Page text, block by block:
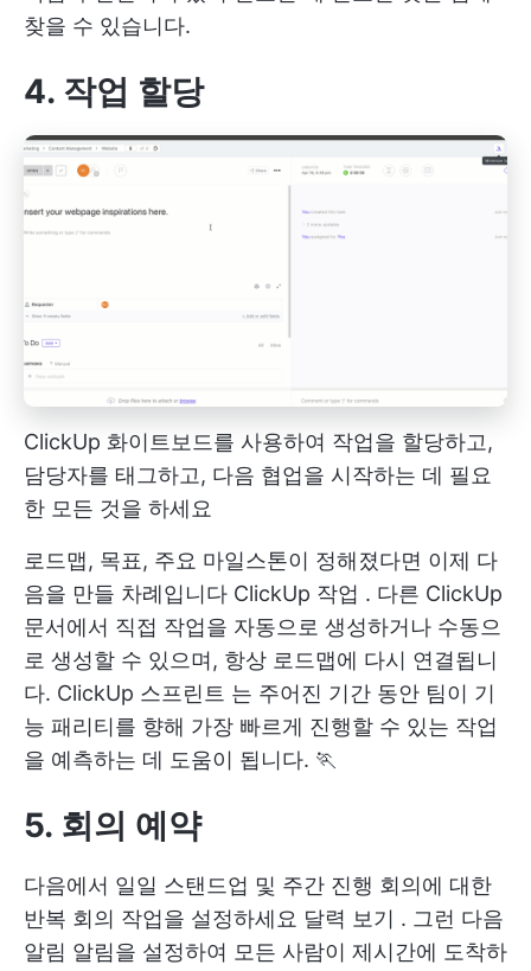
찾을 수 있습니다.
4. 작업 할당
ClickUp 화이트보드를 사용하여 작업을 할당하고,
담당자를 태그하고, 다음 협업을 시작하는 데 필요
한 모든 것을 하세요
로드맵, 목표, 주요 마일스톤이 정해졌다면 이제 다
음을 만들 차례입니다 ClickUp 작업 . 다른 ClickUp
문서에서 직접 작업을 자동으로 생성하거나 수동으
로 생성할 수 있으며, 항상 로드맵에 다시 연결됩니
다. ClickUp 스프린트 는 주어진 기간 동안 팀이 기
능 패리티를 향해 가장 빠르게 진행할 수 있는 작업
을 예측하는 데 도움이 됩니다. 🏃
5. 회의 예약
다음에서 일일 스탠드업 및 주간 진행 회의에 대한
반복 회의 작업을 설정하세요 달력 보기 . 그런 다음
알림 알림을 설정하여 모든 사람이 제시간에 도착하